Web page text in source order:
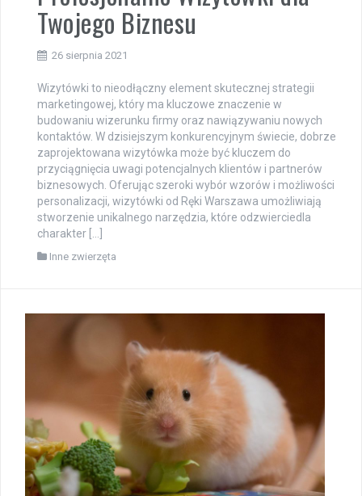
Twojego Biznesu
26 sierpnia 2021
Wizytówki to nieodłączny element skutecznej strategii
marketingowej, który ma kluczowe znaczenie w
budowaniu wizerunku firmy oraz nawiązywaniu nowych
kontaktów. W dzisiejszym konkurencyjnym świecie, dobrze
zaprojektowana wizytówka może być kluczem do
przyciągnięcia uwagi potencjalnych klientów i partnerów
biznesowych. Oferując szeroki wybór wzorów i możliwości
personalizacji, wizytówki od Ręki Warszawa umożliwiają
stworzenie unikalnego narzędzia, które odzwierciedla
charakter […]
Inne zwierzęta